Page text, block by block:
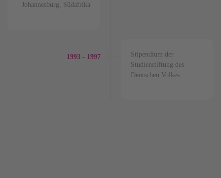
Johannesburg, Südafrika
1993 - 1997
Stipendium der
Studienstiftung des
Deutschen Volkes